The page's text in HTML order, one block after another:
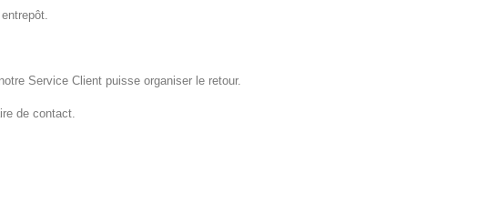
Service Client puisse organiser le retour.
de contact.